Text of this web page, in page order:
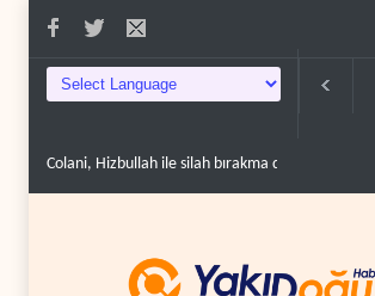
Colani, Hizbullah ile silah bırakma diyaloğu için